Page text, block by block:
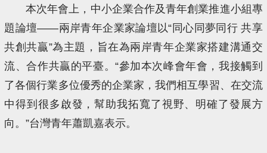
本次年會上，中小企業合作及青年創業推進小組專
題論壇——兩岸青年企業家論壇以“同心同夢同行 共享
共創共贏”為主題，旨在為兩岸青年企業家搭建溝通交
流、合作共贏的平臺。“參加本次峰會年會，我接觸到
了各個行業多位優秀的企業家，我們相互學習、在交流
中得到很多啟發，幫助我拓寬了視野、明確了發展方
向。”台灣青年蕭凱嘉表示。